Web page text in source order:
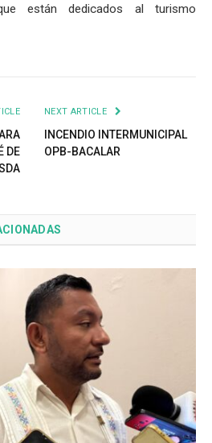
están dedicados al turismo
DE
NEXT ARTICLE
INCENDIO INTERMUNICIPAL
OPB-BACALAR